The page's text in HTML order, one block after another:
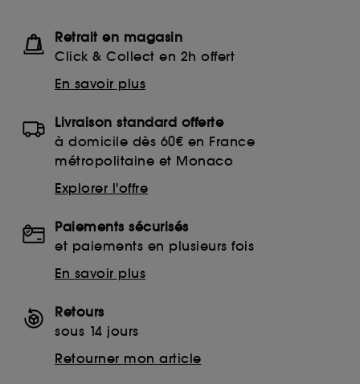
Retrait en magasin
Click & Collect en 2h offert
En savoir plus
Livraison standard offerte
à domicile dès 60€ en France
métropolitaine et Monaco
Explorer l'offre
Paiements sécurisés
et paiements en plusieurs fois
En savoir plus
Retours
sous 14 jours
Retourner mon article